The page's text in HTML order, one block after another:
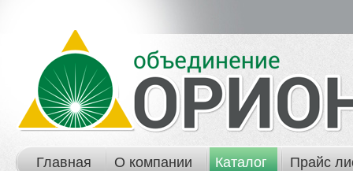
Главная О компании Каталог Прайс